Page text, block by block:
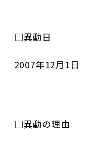
□異動日
2007年12月1日
□異動の理由